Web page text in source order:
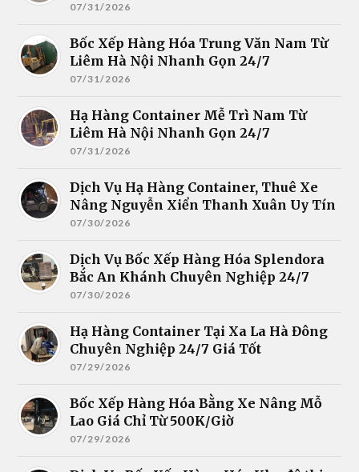
07/31/2026
Bốc Xếp Hàng Hóa Trung Văn Nam Từ
Liêm Hà Nội Nhanh Gọn 24/7
07/31/2026
Hạ Hàng Container Mễ Trì Nam Từ
Liêm Hà Nội Nhanh Gọn 24/7
07/31/2026
Dịch Vụ Hạ Hàng Container, Thuê Xe
Nâng Nguyễn Xiển Thanh Xuân Uy Tín
07/30/2026
Dịch Vụ Bốc Xếp Hàng Hóa Splendora
Bắc An Khánh Chuyên Nghiệp 24/7
07/30/2026
Hạ Hàng Container Tại Xa La Hà Đông
Chuyên Nghiệp 24/7 Giá Tốt
07/29/2026
Bốc Xếp Hàng Hóa Bằng Xe Nâng Mỗ
Lao Giá Chỉ Từ 500K/Giờ
07/29/2026